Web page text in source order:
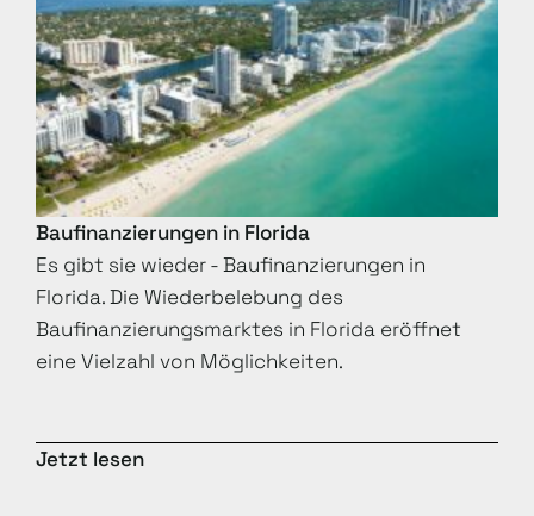
Baufinanzierungen in Florida
Es gibt sie wieder - Baufinanzierungen in
Florida. Die Wiederbelebung des
Baufinanzierungsmarktes in Florida eröffnet
eine Vielzahl von Möglichkeiten.
Jetzt lesen